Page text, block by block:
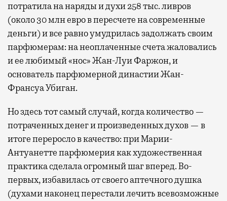
потратила на наряды и духи 258 тыс. ливров
(около 30 млн евро в пересчете на современные
деньги) и все равно умудрилась задолжать своим
парфюмерам: на неоплаченные счета жаловались
и ее любимый «нос» Жан-Луи Фаржон, и
основатель парфюмерной династии Жан-
Франсуа Убиган.
Но здесь тот самый случай, когда количество —
потраченных денег и произведенных духов — в
итоге переросло в качество: при Марии-
Антуанетте парфюмерия как художественная
практика сделала огромный шаг вперед. Во-
первых, избавилась от своего аптечного душка
(духами наконец перестали лечить всевозможные